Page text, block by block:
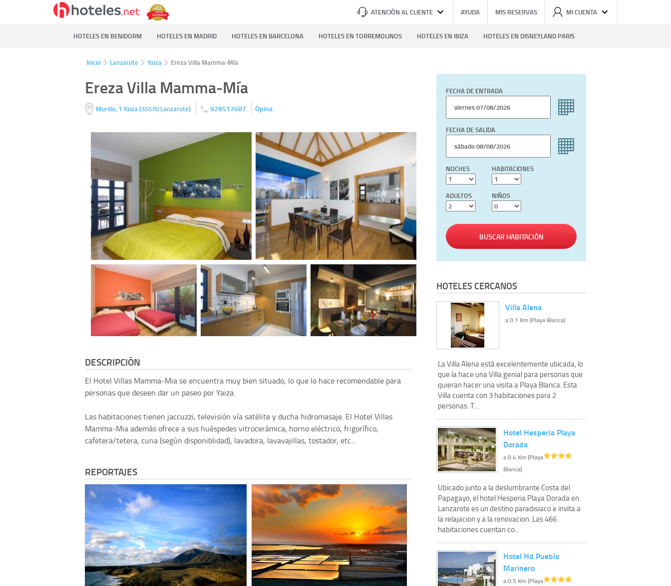
ATENCIÓN AL CLIENTE AYUDA MIS RESERVAS MI CUENTA
HOTELES EN BENIDORM HOTELES EN MADRID HOTELES EN BARCELONA HOTELES EN TORREMOLINOS HOTELES EN IBIZA HOTELES EN DISNEYLAND PARIS
Inicio Lanzarote Yaiza Ereza Villa Mamma-Mía
Ereza Villa Mamma-Mía
Murillo, 1 Yaiza(35570 Lanzarote) 928517687 Opina
DESCRIPCIÓN
El Hotel Villas Mamma-Mia se encuentra muy bien situado, lo que lo hace recomendable para
personas que deseen dar un paseo por Yaiza.
Las habitaciones tienen jaccuzzi, televisión vía satélite y ducha hidromasaje. El Hotel Villas
Mamma-Mia además ofrece a sus huéspedes vitrocerámica, horno eléctrico, frigorífico,
cafetera/tetera, cuna (según disponiblidad), lavadora, lavavajillas, tostador, etc...
REPORTAJES
FECHA DE ENTRADA
FECHA DE SALIDA
NOCHES HABITACIONES
ADULTOS NIÑOS
BUSCAR HABITACIÓN
HOTELES CERCANOS
Villa Alena
a 0.1 Km (Playa Blanca)
La Villa Alena está excelentemente ubicada, lo
que la hace una Villa genial para personas que
quieran hacer una visita a Playa Blanca. Esta
Villa cuenta con 3 habitaciones para 2
personas. T...
Hotel Hesperia Playa
Dorada
a 0.4 Km (Playa
Blanca)
Ubicado junto a la deslumbrante Costa del
Papagayo, el hotel Hesperia Playa Dorada en
Lanzarote es un destino paradisiaco e invita a
la relajacion y a la renovacion. Las 466
habitaciones cuentan co...
Hotel Hd Pueblo
Marinero
a 0.5 Km (Playa